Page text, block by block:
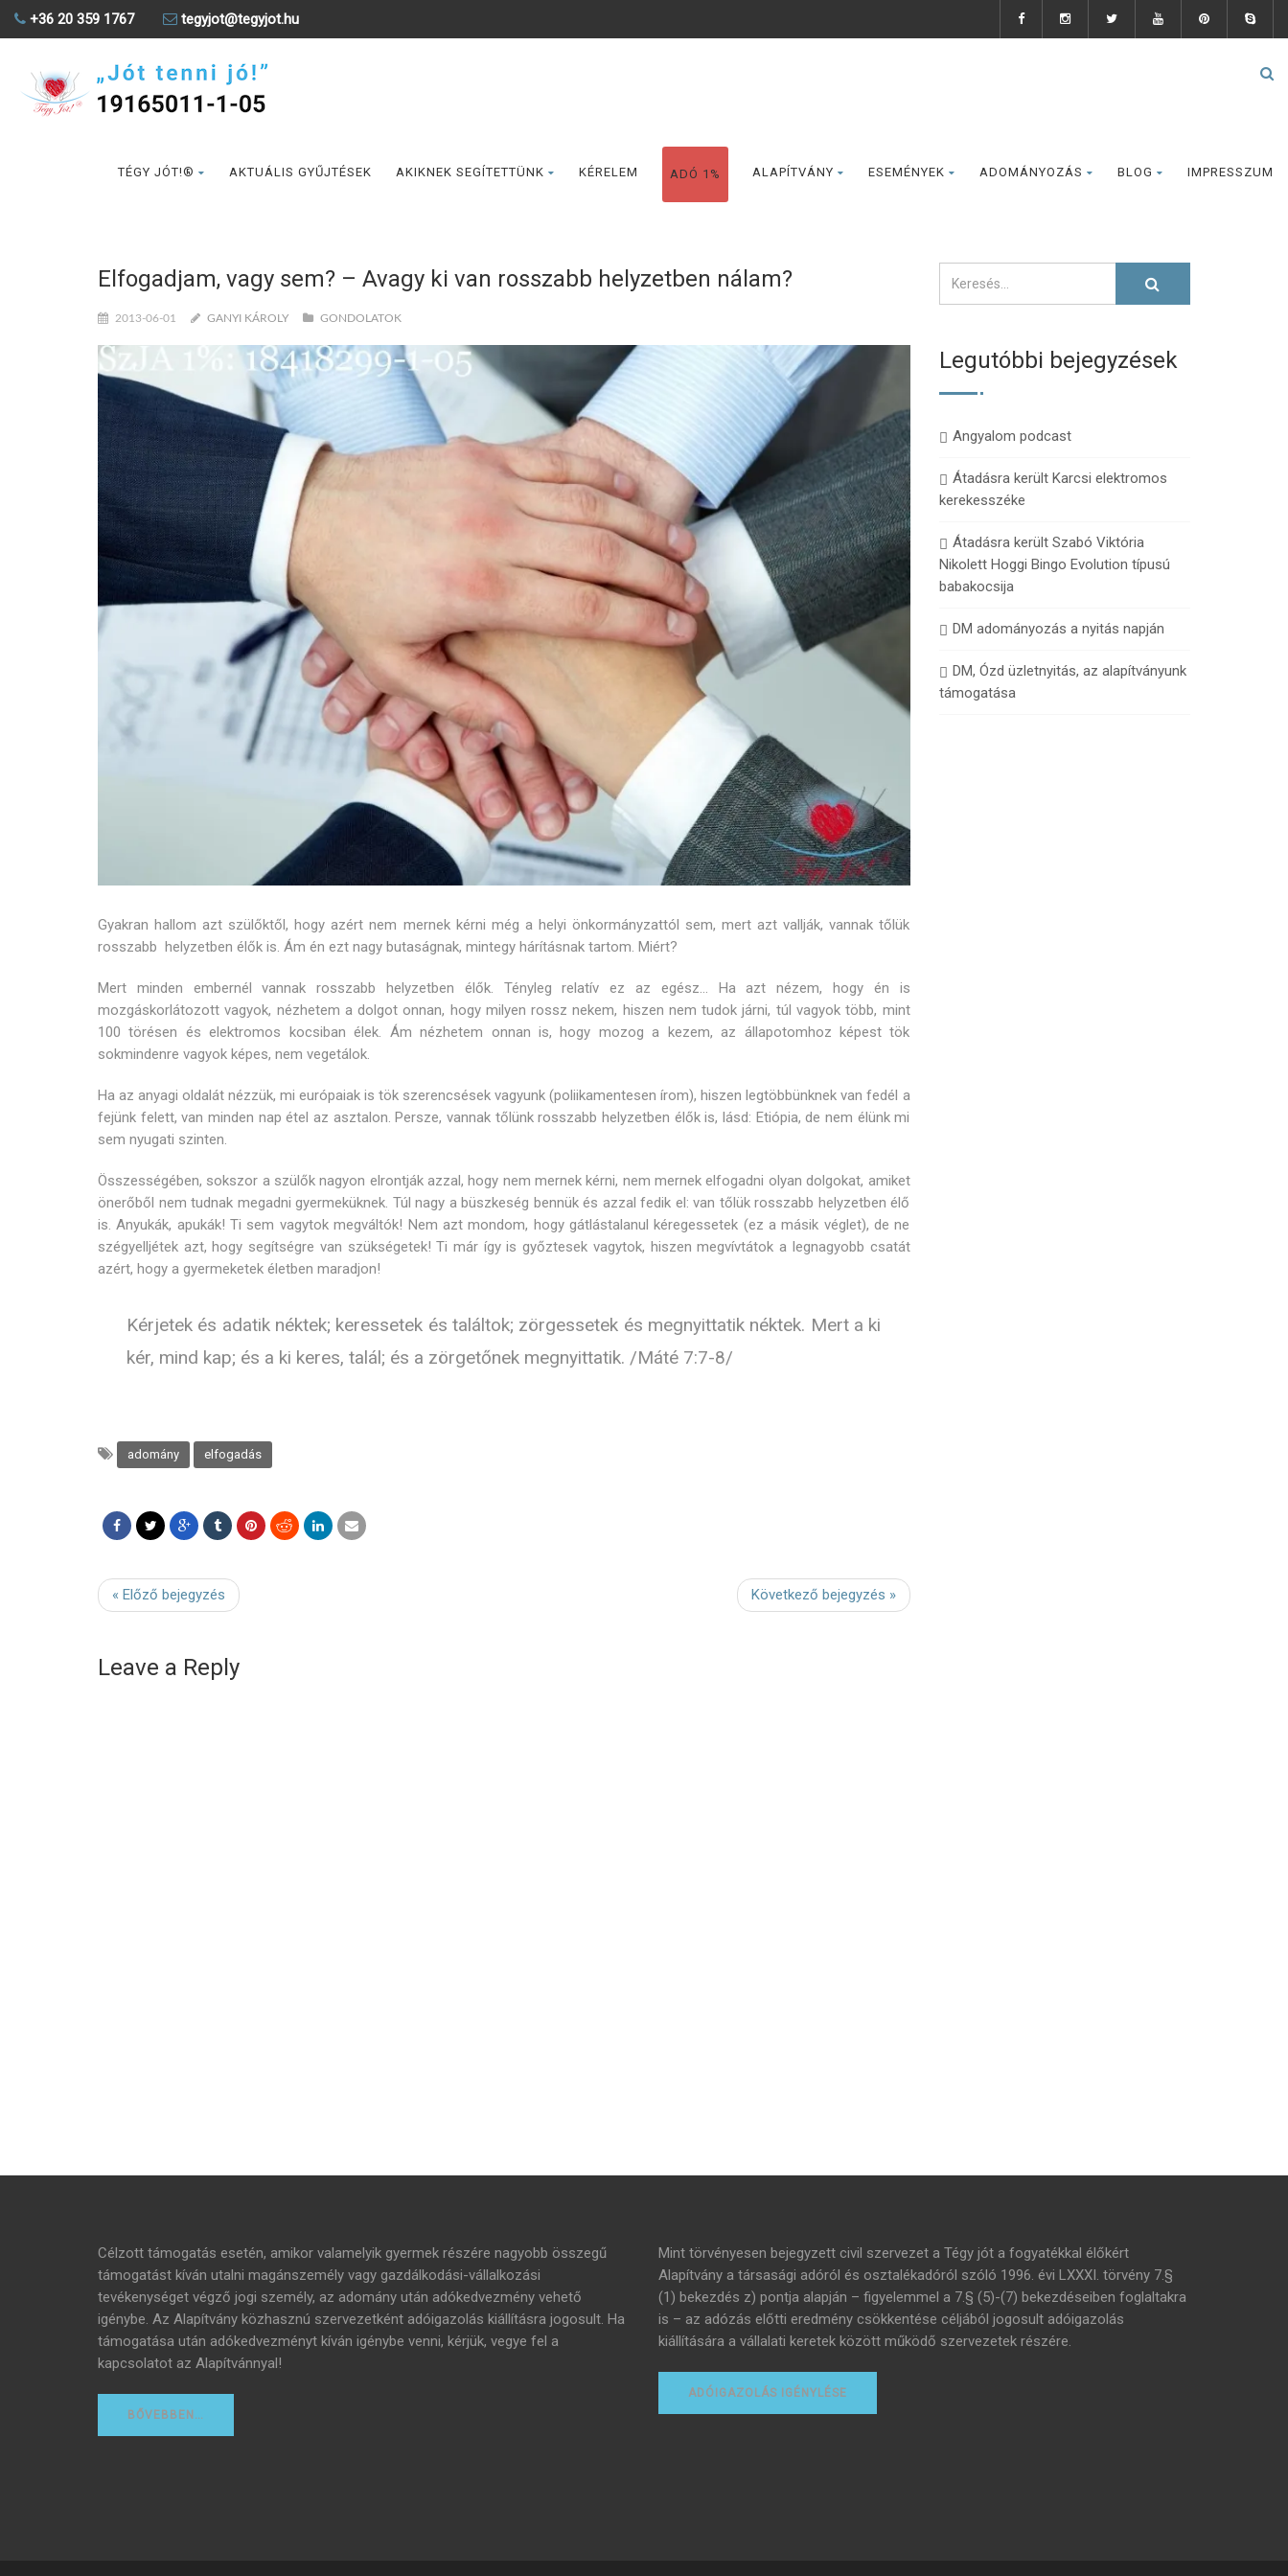
+36 20 359 1767 tegyjot@tegyjot.hu
TÉGY JÓT!® AKTUÁLIS GYŰJTÉSEK AKIKNEK SEGÍTETTÜNK KÉRELEM ADÓ 1% ALAPÍTVÁNY ESEMÉNYEK ADOMÁNYOZÁS BLOG IMPRESSZUM
Elfogadjam, vagy sem? – Avagy ki van rosszabb helyzetben nálam?
2013-06-01 GANYI KÁROLY GONDOLATOK
Gyakran hallom azt szülőktől, hogy azért nem mernek kérni még a helyi önkormányzattól sem, mert azt vallják, vannak tőlük
rosszabb helyzetben élők is. Ám én ezt nagy butaságnak, mintegy hárításnak tartom. Miért?
Mert minden embernél vannak rosszabb helyzetben élők. Tényleg relatív ez az egész… Ha azt nézem, hogy én is
mozgáskorlátozott vagyok, nézhetem a dolgot onnan, hogy milyen rossz nekem, hiszen nem tudok járni, túl vagyok több, mint
100 törésen és elektromos kocsiban élek. Ám nézhetem onnan is, hogy mozog a kezem, az állapotomhoz képest tök
sokmindenre vagyok képes, nem vegetálok.
Ha az anyagi oldalát nézzük, mi európaiak is tök szerencsések vagyunk (poliikamentesen írom), hiszen legtöbbünknek van fedél a
fejünk felett, van minden nap étel az asztalon. Persze, vannak tőlünk rosszabb helyzetben élők is, lásd: Etiópia, de nem élünk mi
sem nyugati szinten.
Összességében, sokszor a szülők nagyon elrontják azzal, hogy nem mernek kérni, nem mernek elfogadni olyan dolgokat, amiket
önerőből nem tudnak megadni gyermeküknek. Túl nagy a büszkeség bennük és azzal fedik el: van tőlük rosszabb helyzetben élő
is. Anyukák, apukák! Ti sem vagytok megváltók! Nem azt mondom, hogy gátlástalanul kéregessetek (ez a másik véglet), de ne
szégyelljétek azt, hogy segítségre van szükségetek! Ti már így is győztesek vagytok, hiszen megvívtátok a legnagyobb csatát
azért, hogy a gyermeketek életben maradjon!
Kérjetek és adatik néktek; keressetek és találtok; zörgessetek és megnyittatik néktek. Mert a ki
kér, mind kap; és a ki keres, talál; és a zörgetőnek megnyittatik. /Máté 7:7-8/
adomány elfogadás
« Előző bejegyzés Következő bejegyzés »
Leave a Reply
Legutóbbi bejegyzések
Angyalom podcast
Átadásra került Karcsi elektromos
kerekesszéke
Átadásra került Szabó Viktória
Nikolett Hoggi Bingo Evolution típusú
babakocsija
DM adományozás a nyitás napján
DM, Ózd üzletnyitás, az alapítványunk
támogatása
Célzott támogatás esetén, amikor valamelyik gyermek részére nagyobb összegű
támogatást kíván utalni magánszemély vagy gazdálkodási-vállalkozási
tevékenységet végző jogi személy, az adomány után adókedvezmény vehető
igénybe. Az Alapítvány közhasznú szervezetként adóigazolás kiállításra jogosult. Ha
támogatása után adókedvezményt kíván igénybe venni, kérjük, vegye fel a
kapcsolatot az Alapítvánnyal!
BŐVEBBEN…
Mint törvényesen bejegyzett civil szervezet a Tégy jót a fogyatékkal élőkért
Alapítvány a társasági adóról és osztalékadóról szóló 1996. évi LXXXI. törvény 7.§
(1) bekezdés z) pontja alapján – figyelemmel a 7.§ (5)-(7) bekezdéseiben foglaltakra
is – az adózás előtti eredmény csökkentése céljából jogosult adóigazolás
kiállítására a vállalati keretek között működő szervezetek részére.
ADÓIGAZOLÁS IGÉNYLÉSE